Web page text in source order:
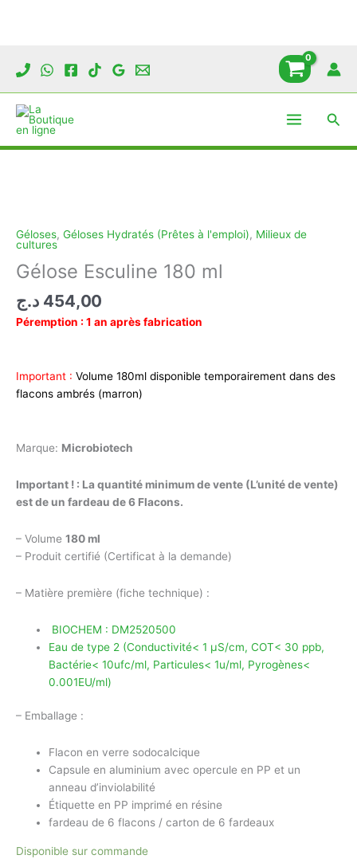
Géloses, Géloses Hydratés (Prêtes à l'emploi), Milieux de
cultures
Gélose Esculine 180 ml
454,00 د.ج
Péremption : 1 an après fabrication
Important : Volume 180ml disponible temporairement dans des
flacons ambrés (marron)
Marque: Microbiotech
Important ! : La quantité minimum de vente (L’unité de vente)
est de un fardeau de 6 Flacons.
– Volume 180 ml
– Produit certifié (Certificat à la demande)
– Matière première (fiche technique) :
BIOCHEM : DM2520500
Eau de type 2 (Conductivité< 1 µS/cm, COT< 30 ppb,
Bactérie< 10ufc/ml, Particules< 1u/ml, Pyrogènes<
0.001EU/ml)
– Emballage :
Flacon en verre sodocalcique
Capsule en aluminium avec opercule en PP et un
anneau d’inviolabilité
Étiquette en PP imprimé en résine
fardeau de 6 flacons / carton de 6 fardeaux
Disponible sur commande